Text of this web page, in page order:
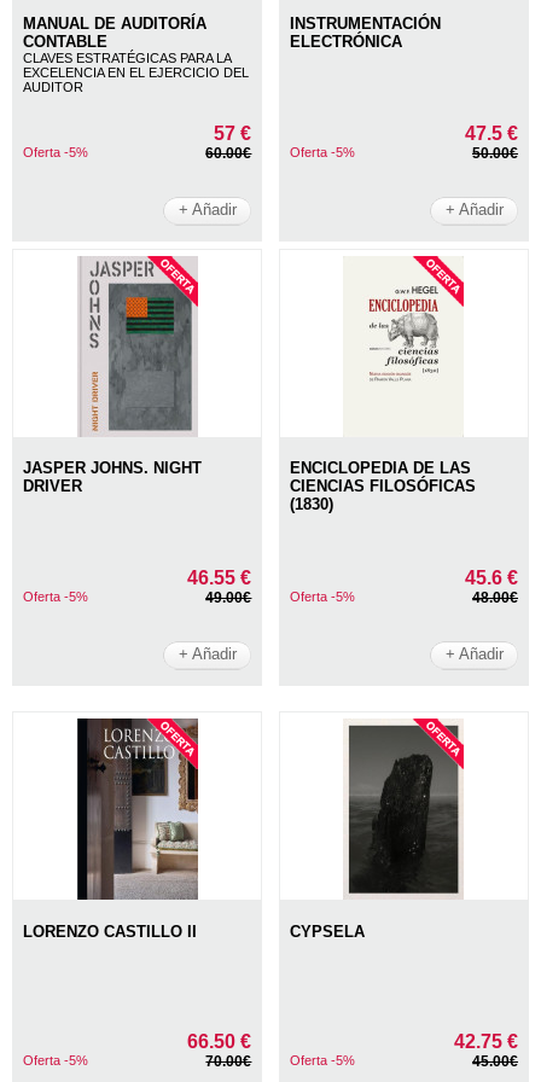
MANUAL DE AUDITORÍA
CONTABLE
CLAVES ESTRATÉGICAS PARA LA
EXCELENCIA EN EL EJERCICIO DEL
AUDITOR
57 €
Oferta -5% 60.00€
+ Añadir
INSTRUMENTACIÓN
ELECTRÓNICA
47.5 €
Oferta -5% 50.00€
+ Añadir
JASPER JOHNS. NIGHT
DRIVER
46.55 €
Oferta -5% 49.00€
+ Añadir
ENCICLOPEDIA DE LAS
CIENCIAS FILOSÓFICAS
(1830)
45.6 €
Oferta -5% 48.00€
+ Añadir
LORENZO CASTILLO II
66.50 €
Oferta -5% 70.00€
CYPSELA
42.75 €
Oferta -5% 45.00€